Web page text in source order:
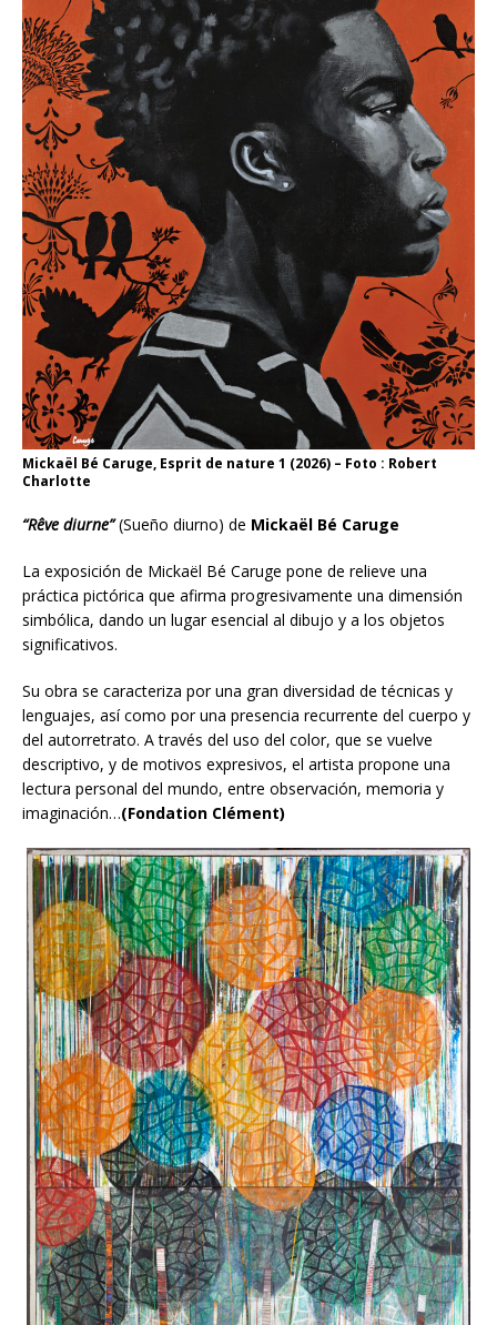
Mickaël Bé Caruge, Esprit de nature 1 (2026) – Foto : Robert
Charlotte
“Rêve diurne”(Sueño diurno) de Mickaël Bé Caruge
La exposición de Mickaël Bé Caruge pone de relieve una
práctica pictórica que afirma progresivamente una dimensión
simbólica, dando un lugar esencial al dibujo y a los objetos
significativos.
Su obra se caracteriza por una gran diversidad de técnicas y
lenguajes, así como por una presencia recurrente del cuerpo y
del autorretrato. A través del uso del color, que se vuelve
descriptivo, y de motivos expresivos, el artista propone una
lectura personal del mundo, entre observación, memoria y
imaginación…(Fondation Clément)